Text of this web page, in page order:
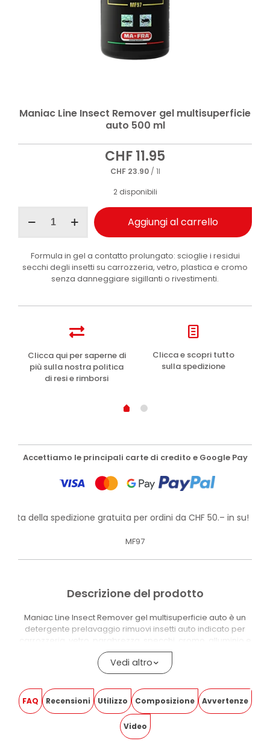
Maniac Line Insect Remover gel multisuperficie
auto 500 ml
CHF11.95
CHF23.90/ 1l
2 disponibili
Line
multisuperficie
ml
Aggiungi al carrello
Formula in gel a contatto prolungato: scioglie i residui
secchi degli insetti su carrozzeria, vetro, plastica e cromo
senza danneggiare sigillanti o rivestimenti.
Clicca qui per saperne di
più sulla nostra politica
di resi e rimborsi
Clicca e scopri tutto
sulla spedizione
Accettiamo le principali carte di credito e Google Pay
della spedizione gratuita per ordini da CHF 50.– in su!
MF97
Descrizione del prodotto
Maniac Line Insect Remover gel multisuperficie auto è un
detergente prelavaggio rimuovi insetti auto indicato per
carrozzeria, vetro, parabrezza, specchi, cromo, alluminio e
superfici plastiche. Dissolve i residui secchi degli insetti,
compresi enzimi e proteine che possono aggredire le
superfici e causare macchie persistenti se non rimossi
tempestivamente.
La formulazione in gel è l’elemento tecnico che distingue
questo prodotto. La consistenza gel rallenta l’asciugatura e
prolunga il tempo di contatto sulla superficie, favorendo lo
Vedi altro
FAQ Recensioni Utilizzo Composizione Avvertenze
Video